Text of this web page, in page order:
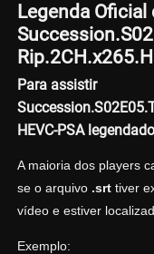
Legenda Oficial
Para assistir
HEVC-PSA legendado
A maioria dos players
se o arquivo .srttiver
vídeo e estiver
Exemplo: